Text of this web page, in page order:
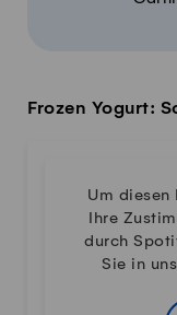
Frozen Yogurt:
Um diesen
Ihre
durch
Sie in